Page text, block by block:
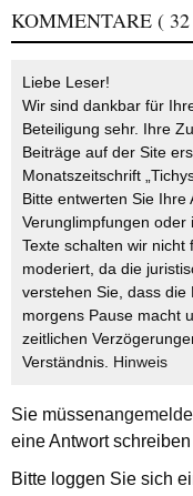
KOMMENTARE (
Liebe Leser!
Wir sind dankbar für
Beteiligung sehr. Ihre
Beiträge auf der Site
Monatszeitschrift
Bitte entwerten Sie
Verunglimpfungen oder
Texte schalten wir
moderiert, da die
verstehen Sie, dass die
morgens Pause macht
zeitlichen
Verständnis. Hinweis
Sie müssen
eine Antwort
Bitte loggen Sie sich